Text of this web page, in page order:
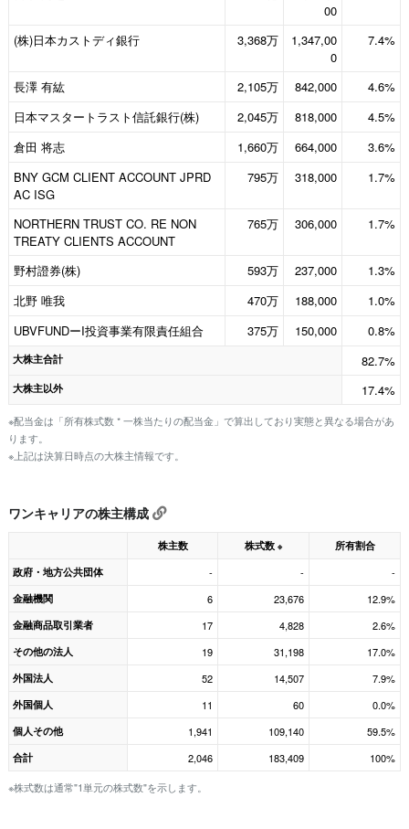
00
(株)日本カストディ銀行 3,368万
1,347,00
0
7.4%
長澤 有紘 2,105万 842,000
4.6%
日本マスタートラスト信託銀行(株)
2,045万 818,000
4.5%
倉田 将志
1,660万 664,000
3.6%
BNY GCM CLIENT ACCOUNT JPRD
AC ISG
795万 318,000 1.7%
NORTHERN TRUST CO. RE NON
TREATY CLIENTS ACCOUNT
765万 306,000 1.7%
野村證券(株) 593万 237,000
1.3%
北野 唯我
470万 188,000
1.0%
UBVFUNDーI投資事業有限責任組合
375万 150,000 0.8%
大株主合計 82.7%
大株主以外 17.4%
※配当金は「所有株式数 * 一株当たりの配当金」で算出しており実態と異なる場合があ
ります。
※上記は決算日時点の大株主情報です。
ワンキャリアの株主構成
株主数 株式数 ※
所有割合
政府・地方公共団体
- - -
金融機関 6 23,676 12.9%
金融商品取引業者 17 4,828 2.6%
その他の法人 19 31,198 17.0%
外国法人 52 14,507 7.9%
外国個人 11 60 0.0%
個人その他 1,941 109,140 59.5%
合計 2,046 183,409
100%
※株式数は通常"1単元の株式数"を示します。